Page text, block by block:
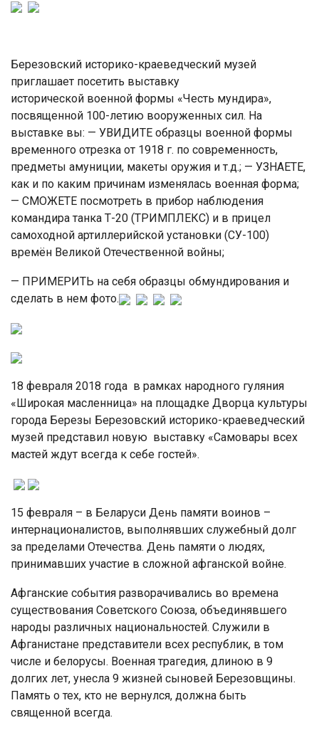
Березовский историко-краеведческий музей
приглашает посетить выставку
исторической военной формы «Честь мундира»,
посвященной 100-летию вооруженных сил. На
выставке вы: — УВИДИТЕ образцы военной формы
временного отрезка от 1918 г. по современность,
предметы амуниции, макеты оружия и т.д.; — УЗНАЕТЕ,
как и по каким причинам изменялась военная форма;
— СМОЖЕТЕ посмотреть в прибор наблюдения
командира танка Т-20 (ТРИМПЛЕКС) и в прицел
самоходной артиллерийской установки (СУ-100)
времён Великой Отечественной войны;
— ПРИМЕРИТЬ на себя образцы обмундирования и
сделать в нем фото.
18 февраля 2018 года в рамках народного гуляния
«Широкая масленница» на площадке Дворца культуры
города Березы Березовский историко-краеведческий
музей представил новую выставку «Самовары всех
мастей ждут всегда к себе гостей».
15 февраля – в Беларуси День памяти воинов –
интернационалистов, выполнявших служебный долг
за пределами Отечества. День памяти о людях,
принимавших участие в сложной афганской войне.
Афганские события разворачивались во времена
существования Советского Союза, объединявшего
народы различных национальностей. Служили в
Афганистане представители всех республик, в том
числе и белорусы. Военная трагедия, длиною в 9
долгих лет, унесла 9 жизней сыновей Березовщины.
Память о тех, кто не вернулся, должна быть
священной всегда.